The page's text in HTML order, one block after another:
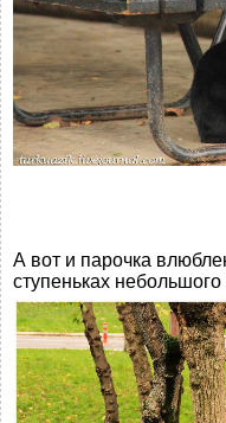
А вот и парочка
ступеньках